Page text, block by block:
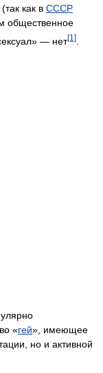
(так как в СССР
общественное
— нет[1]
«гей», имеющее
но и активной